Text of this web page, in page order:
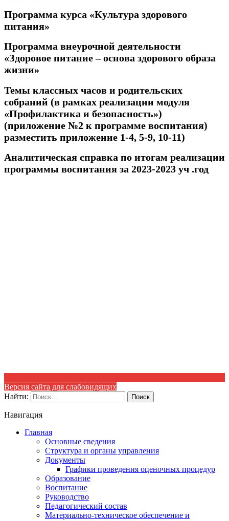
Программа курса «Культура здорового
питания»
Программа внеурочной деятельности
«Здоровое питание – основа здорового образа
жизни»
Темы классных часов и родительских
собраний (в рамках реализации модуля
«Профилактика и безопасность»)
(приложение №2 к программе воспитания)
разместить приложение 1-4, 5-9, 10-11)
Аналитическая справка по итогам реализации
программы воспитания за 2023-2023 уч .год
Версия сайта для слабовидящих
Найти:
Навигация
Главная
Основные сведения
Структура и органы управления
Документы
Графики проведения оценочных процедур
Образование
Воспитание
Руководство
Педагогический состав
Материально-техническое обеспечение и